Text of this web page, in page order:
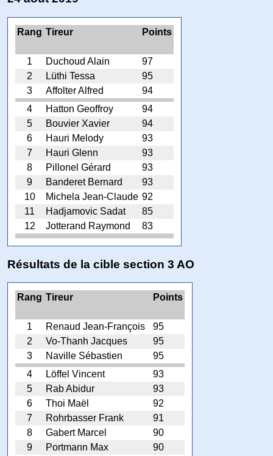
Rang Tireur Points
1 Duchoud Alain
97
2
Lüthi Tessa
95
3
Affolter Alfred
94
4
Hatton Geoffroy
94
5
Bouvier Xavier
94
6
Hauri Melody
93
7
Hauri Glenn
93
8
Pillonel Gérard
93
9
Banderet Bernard
93
10
Michela Jean-Claude 92
11
Hadjamovic Sadat
85
12
Jotterand Raymond 83
Résultats de la cible section 3 AO
Rang Tireur Points
1 Renaud Jean-François
95
2
Vo-Thanh Jacques
95
3
Naville Sébastien
95
4
Löffel Vincent
93
5
Rab Abidur
93
6
Thoi Maël
92
7
Rohrbasser Frank
91
8
Gabert Marcel
90
9
Portmann Max
90